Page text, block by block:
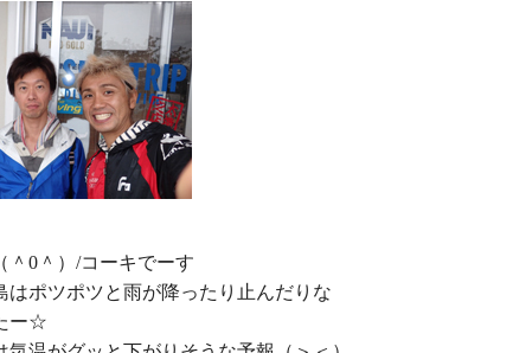
＾0＾）/コーキでーす
はポツポツと雨が降ったり止んだりな
ー☆